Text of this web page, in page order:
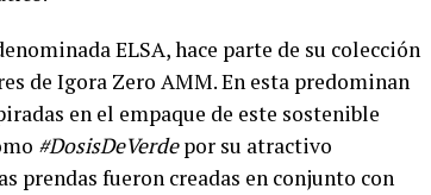
ELSA, hace parte de su colección
de Igora Zero AMM. En esta predominan
en el empaque de este sostenible
#DosisDeVerdepor su atractivo
prendas fueron creadas en conjunto con